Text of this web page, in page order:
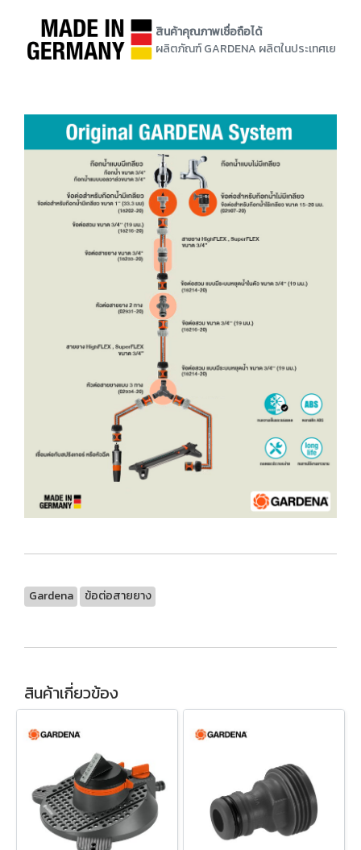
สินค้าคุณภาพเชื่อถือได้
ผลิตภัณฑ์ GARDENA ผลิตในประเทศเยอร
Gardena ข้อต่อสายยาง
สินค้าเกี่ยวข้อง